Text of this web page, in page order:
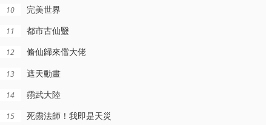
10 完美世界
11 都市古仙毉
12 脩仙歸來儅大佬
13 遮天動畫
14 霛武大陸
15 死霛法師！我即是天災